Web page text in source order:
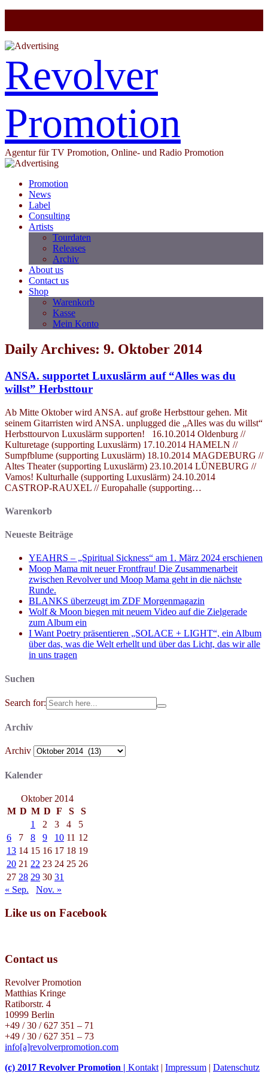
Revolver
Promotion
Agentur für TV Promotion, Online- und Radio Promotion
Promotion
News
Label
Consulting
Artists
Tourdaten
Releases
Archiv
About us
Contact us
Shop
Warenkorb
Kasse
Mein Konto
Daily Archives: 9. Oktober 2014
ANSA. supportet Luxuslärm auf “Alles was du
willst” Herbsttour
Ab Mitte Oktober wird ANSA. auf große Herbsttour gehen. Mit
seinem Gitarristen wird ANSA. unplugged die „Alles was du willst“
Herbsttourvon Luxuslärm supporten! 16.10.2014 Oldenburg //
Kulturetage (supporting Luxuslärm) 17.10.2014 HAMELN //
Sumpfblume (supporting Luxuslärm) 18.10.2014 MAGDEBURG //
Altes Theater (supporting Luxuslärm) 23.10.2014 LÜNEBURG //
Vamos! Kulturhalle (supporting Luxuslärm) 24.10.2014
CASTROP-RAUXEL // Europahalle (supporting…
Warenkorb
Neueste Beiträge
YEAHRS – „Spiritual Sickness“ am 1. März 2024 erschienen
Moop Mama mit neuer Frontfrau! Die Zusammenarbeit
zwischen Revolver und Moop Mama geht in die nächste
Runde.
BLANKS überzeugt im ZDF Morgenmagazin
Wolf & Moon biegen mit neuem Video auf die Zielgerade
zum Album ein
I Want Poetry präsentieren „SOLACE + LIGHT“, ein Album
über das, was die Welt erhellt und über das Licht, das wir alle
in uns tragen
Suchen
Search for:
Archiv
Archiv
Kalender
Oktober 2014
M D M D F S
S
1
2 3 4
5
6
7 8 9 10 11 12
13 14 15 16 17 18 19
20 21 22 23 24 25 26
27 28 29 30 31
« Sep.
Nov. »
Like us on Facebook
Contact us
Revolver Promotion
Matthias Kringe
Ratiborstr. 4
10999 Berlin
+49 / 30 / 627 351 – 71
+49 / 30 / 627 351 – 73
info[a]revolverpromotion.com
(c) 2017 Revolver Promotion | Kontakt | Impressum | Datenschutz